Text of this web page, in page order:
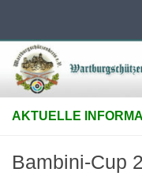
AKTUELLE
Bambini-Cup